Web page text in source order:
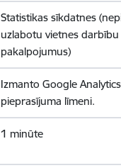
Statistikas sīkdatnes
uzlabotu vietnes
pakalpojumus)
Izmanto Google
pieprasījuma līmeni.
1 minūte